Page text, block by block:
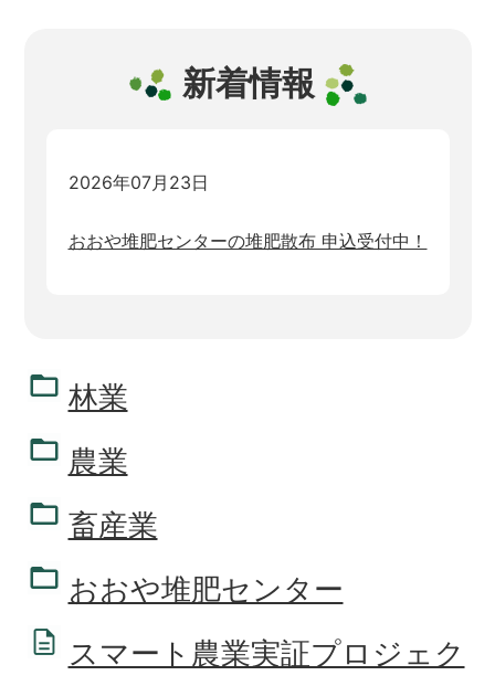
新着情報
2026年07月23日
おおや堆肥センターの堆肥散布 申込受付中！
林業
農業
畜産業
おおや堆肥センター
スマート農業実証プロジェク